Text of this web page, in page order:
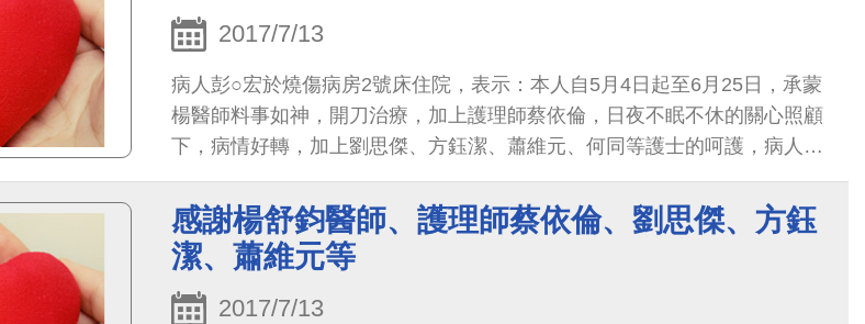
2017/7/13
病人彭○宏於燒傷病房2號床住院，表示：本人自5月4日起至6月25日，承蒙
楊醫師料事如神，開刀治療，加上護理師蔡依倫，日夜不眠不休的關心照顧
下，病情好轉，加上劉思傑、方鈺潔、蕭維元、何同等護士的呵護，病人由
衷的感謝，在此致十二萬分的謝意、感恩，請上級給予適當的嘉勉，能使我
得到早日康復，還有王燕凱的照顧，銘感吾內。陳櫻儒換藥體貼，使病人減
輕痛苦，一併致謝。
感謝楊舒鈞醫師、護理師蔡依倫、劉思傑、方鈺
潔、蕭維元等
2017/7/13